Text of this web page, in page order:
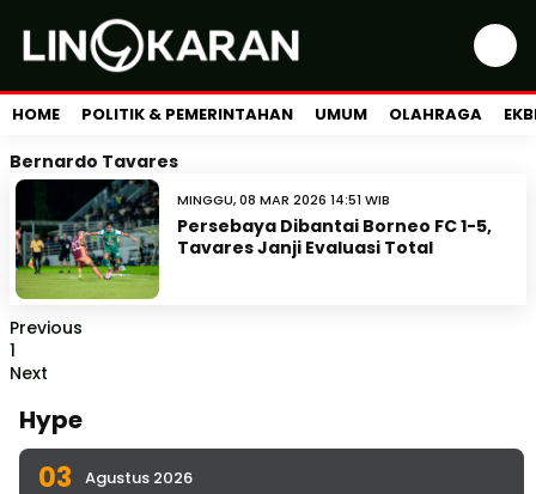
HOME POLITIK & PEMERINTAHAN UMUM OLAHRAGA
Bernardo Tavares
MINGGU, 08 MAR 2026 14:51 WIB
Persebaya Dibantai Borneo FC 1-5,
Tavares Janji Evaluasi Total
Previous
1
Next
Hype
03 Agustus 2026